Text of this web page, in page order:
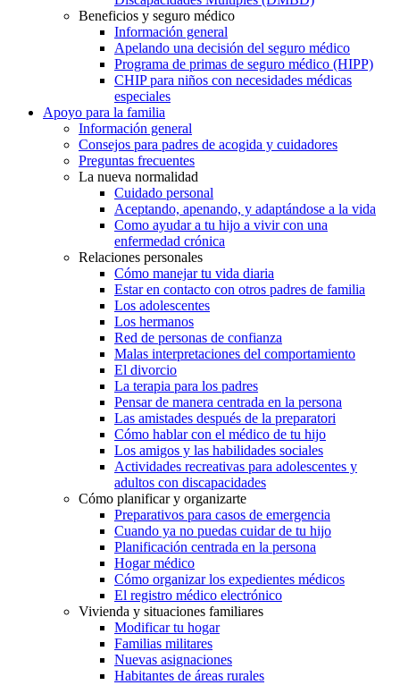
Beneficios y seguro médico
Información general
Apelando una decisión del seguro médico
Programa de primas de seguro médico (HIPP)
CHIP para niños con necesidades médicas
especiales
Apoyo para la familia
Información general
Consejos para padres de acogida y cuidadores
Preguntas frecuentes
La nueva normalidad
Cuidado personal
Aceptando, apenando, y adaptándose a la vida
Como ayudar a tu hijo a vivir con una
enfermedad crónica
Relaciones personales
Cómo manejar tu vida diaria
Estar en contacto con otros padres de familia
Los adolescentes
Los hermanos
Red de personas de confianza
Malas interpretaciones del comportamiento
El divorcio
La terapia para los padres
Pensar de manera centrada en la persona
Las amistades después de la preparatori
Cómo hablar con el médico de tu hijo
Los amigos y las habilidades sociales
Actividades recreativas para adolescentes y
adultos con discapacidades
Cómo planificar y organizarte
Preparativos para casos de emergencia
Cuando ya no puedas cuidar de tu hijo
Planificación centrada en la persona
Hogar médico
Cómo organizar los expedientes médicos
El registro médico electrónico
Vivienda y situaciones familiares
Modificar tu hogar
Familias militares
Nuevas asignaciones
Habitantes de áreas rurales